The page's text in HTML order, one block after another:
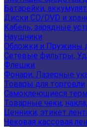
Батарейки,
Диски CD/DVD и
Кабель, зарядные
Наушники
Обложки и Пружины
Сетевые фильтры,
Флешки
Фонари, Лазерные
Товары для торговли
Самоклеющиеся
Товарные чеки,
Ценники, этикет
Чековая кассовая